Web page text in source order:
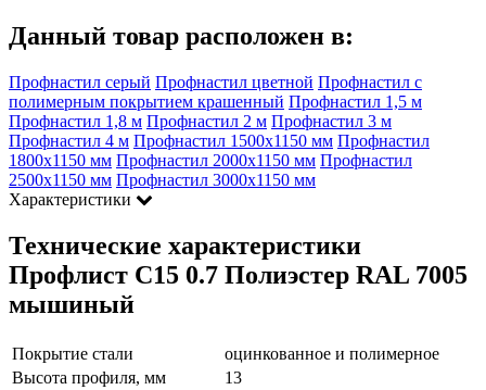
Данный товар расположен в:
Профнастил серый Профнастил цветной Профнастил с
полимерным покрытием крашенный Профнастил 1,5 м
Профнастил 1,8 м Профнастил 2 м Профнастил 3 м
Профнастил 4 м Профнастил 1500х1150 мм Профнастил
1800х1150 мм Профнастил 2000х1150 мм Профнастил
2500х1150 мм Профнастил 3000х1150 мм
Характеристики
Технические характеристики
Профлист С15 0.7 Полиэстер RAL 7005
мышиный
Покрытие стали
оцинкованное и полимерное
Высота профиля, мм
13